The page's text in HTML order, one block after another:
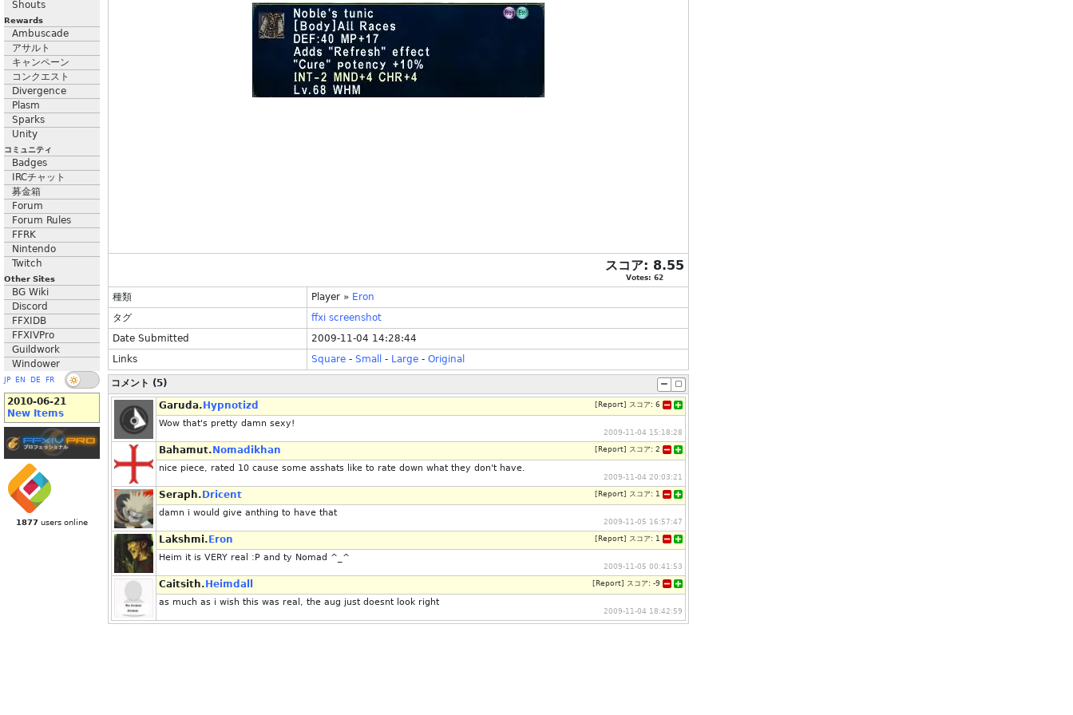
Shouts
Rewards
Ambuscade
アサルト
キャンペーン
コンクエスト
Divergence
Plasm
Sparks
Unity
コミュニティ
Badges
IRCチャット
募金箱
Forum
Forum Rules
FFRK
Nintendo
Twitch
Other Sites
BG Wiki
Discord
FFXIDB
FFXIVPro
Guildwork
Windower
JP EN DE FR
2010-06-21
New Items
1877 users online
スコア: 8.55
Votes: 62
種類 Player » Eron
タグ
ffxi screenshot
Date Submitted
2009-11-04 14:28:44
Links
Square - Small - Large - Original
コメント (5)
Garuda. Hypnotizd [ Report] スコア: 6
Wow that's pretty damn sexy!
2009-11-04 15:18:28
Bahamut. Nomadikhan [ Report] スコア: 2
nice piece, rated 10 cause some asshats like to rate down what they don't have.
2009-11-04 20:03:21
Seraph. Dricent [ Report] スコア: 1
damn i would give anthing to have that
2009-11-05 16:57:47
Lakshmi. Eron [ Report] スコア: 1
Heim it is VERY real :P and ty Nomad ^_^
2009-11-05 00:41:53
Caitsith. Heimdall [ Report] スコア: -9
as much as i wish this was real, the aug just doesnt look right
2009-11-04 18:42:59